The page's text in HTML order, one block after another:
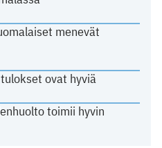
menevät
ovat hyviä
toimii hyvin